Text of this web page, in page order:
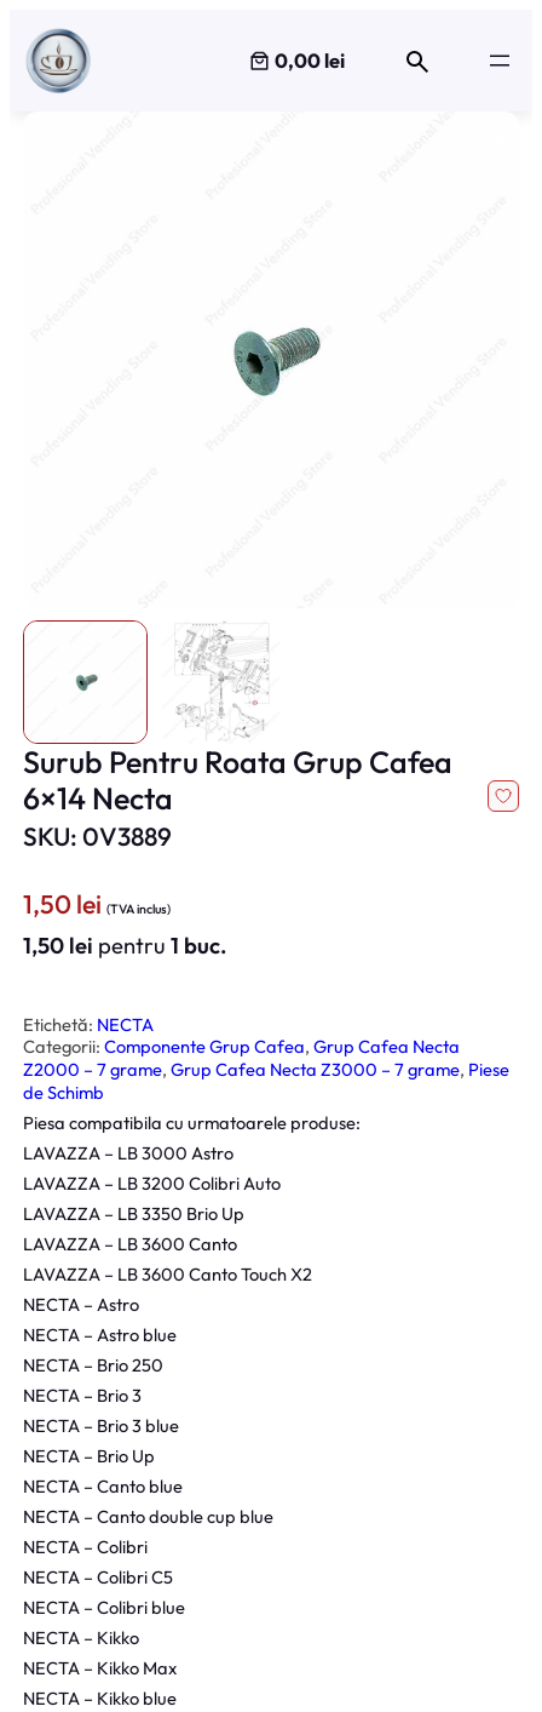
Sari
conținut
0,00 lei
Surub Pentru Roata Grup Cafea
6×14 Necta
SKU: 0V3889
1,50lei (TVA inclus)
1,50 lei pentru1 buc.
Etichetă: NECTA
Categorii:Componente Grup Cafea, Grup Cafea Necta
Z2000 – 7 grame, Grup Cafea Necta Z3000 – 7 grame, Piese
de Schimb
Piesa compatibila cu urmatoarele produse:
LAVAZZA – LB 3000 Astro
LAVAZZA – LB 3200 Colibri Auto
LAVAZZA – LB 3350 Brio Up
LAVAZZA – LB 3600 Canto
LAVAZZA – LB 3600 Canto Touch X2
NECTA – Astro
NECTA – Astro blue
NECTA – Brio 250
NECTA – Brio 3
NECTA – Brio 3 blue
NECTA – Brio Up
NECTA – Canto blue
NECTA – Canto double cup blue
NECTA – Colibri
NECTA – Colibri C5
NECTA – Colibri blue
NECTA – Kikko
NECTA – Kikko Max
NECTA – Kikko blue